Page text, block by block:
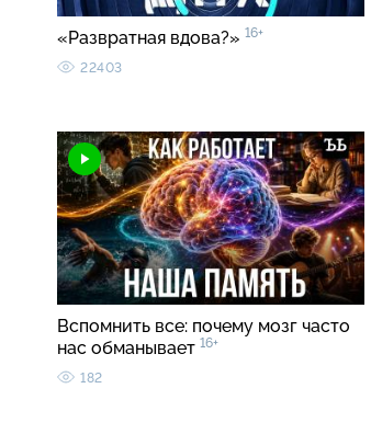
«Развратная вдова?» 16+
22403
Вспомнить все: почему мозг часто
нас обманывает 16+
182